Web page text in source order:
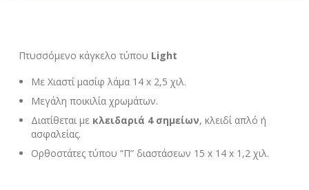
Πτυσσόμενο κάγκελο τύπου Light
Με Χιαστί μασίφ λάμα 14 x 2,5 χιλ.
Μεγάλη ποικιλία χρωμάτων.
Διατίθεται με κλειδαριά 4 σημείων, κλειδί απλό ή
ασφαλείας.
Ορθοστάτες τύπου “Π” διαστάσεων 15 x 14 x 1,2 χιλ.